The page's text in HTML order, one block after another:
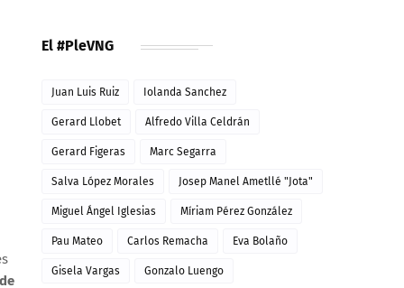
El #PleVNG
Juan Luis Ruiz Iolanda Sanchez
Gerard Llobet Alfredo Villa Celdrán
Gerard Figeras Marc Segarra
Salva López Morales Josep Manel Ametllé "Jota"
Miguel Ángel Iglesias Míriam Pérez González
Pau Mateo Carlos Remacha Eva Bolaño
Gisela Vargas Gonzalo Luengo